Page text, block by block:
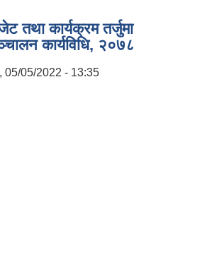
तथा कार्यक्रम तर्जुमा
कार्यविधि, २०७८
05/05/2022 - 13:35